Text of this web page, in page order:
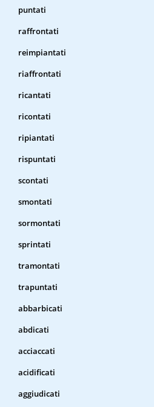
puntati
raffrontati
reimpiantati
riaffrontati
ricantati
ricontati
ripiantati
rispuntati
scontati
smontati
sormontati
sprintati
tramontati
trapuntati
abbarbicati
abdicati
acciaccati
acidificati
aggiudicati